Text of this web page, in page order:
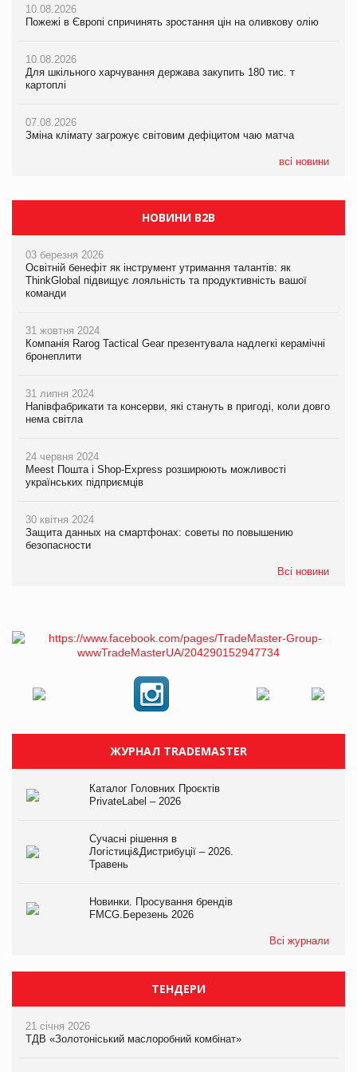
10.08.2026
Пожежі в Європі спричинять зростання цін на оливкову олію
10.08.2026
Для шкільного харчування держава закупить 180 тис. т
картоплі
07.08.2026
Зміна клімату загрожує світовим дефіцитом чаю матча
всі новини
10.08.2026
Пожежі в Європі спричинять зростання цін на оливкову олію
10.08.2026
Для шкільного харчування держава закупить 180 тис. т
картоплі
07.08.2026
Зміна клімату загрожує світовим дефіцитом чаю матча
Зміна клімату загрожує світовим дефіцитом чаю матча
Криза у Китаї може спричинити великі потрясіння для світової
економіки
Kraft Heinz скоротила збиток у першому півріччі
НОВИНИ B2B
03 березня 2026
Освітній бенефіт як інструмент утримання талантів: як
ThinkGlobal підвищує лояльність та продуктивність вашої
команди
31 жовтня 2024
Компанія Rarog Tactical Gear презентувала надлегкі керамічні
бронеплити
31 липня 2024
Напівфабрикати та консерви, які стануть в пригоді, коли довго
нема світла
24 червня 2024
Meest Пошта і Shop-Express розширюють можливості
українських підприємців
30 квітня 2024
Защита данных на смартфонах: советы по повышению
безопасности
Всі новини
ЖУРНАЛ TRADEMASTER
Каталог Головних Проєктів
PrivateLabel – 2026
Сучасні рішення в
Логістиці&Дистрибуції – 2026.
Травень
Новинки. Просування брендів
FMCG.Березень 2026
Всі журнали
ТЕНДЕРИ
21 січня 2026
ТДВ «Золотоніський маслоробний комбінат»